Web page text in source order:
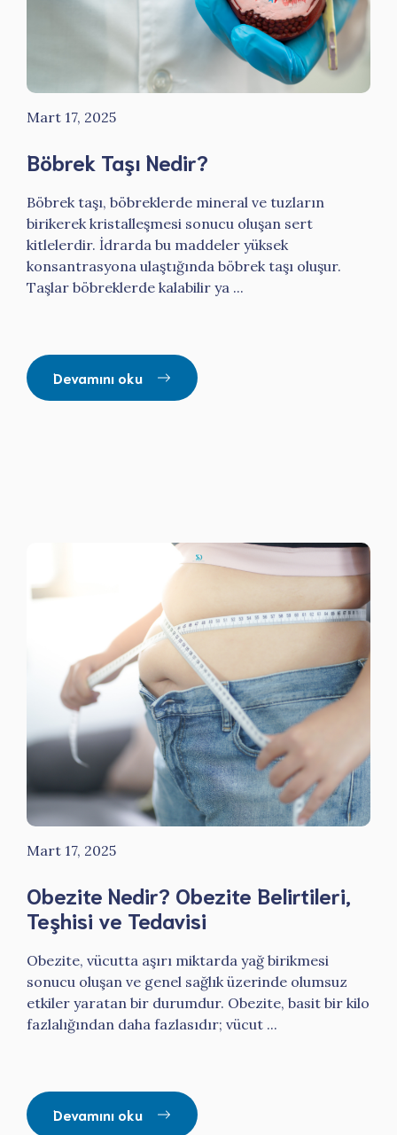
Mart 17, 2025
Böbrek Taşı Nedir?
Böbrek taşı, böbreklerde mineral ve tuzların
birikerek kristalleşmesi sonucu oluşan sert
kitlelerdir. İdrarda bu maddeler yüksek
konsantrasyona ulaştığında böbrek taşı oluşur.
Taşlar böbreklerde kalabilir ya ...
Devamını oku
Mart 17, 2025
Obezite Nedir? Obezite Belirtileri,
Teşhisi ve Tedavisi
Obezite, vücutta aşırı miktarda yağ birikmesi
sonucu oluşan ve genel sağlık üzerinde olumsuz
etkiler yaratan bir durumdur. Obezite, basit bir kilo
fazlalığından daha fazlasıdır; vücut ...
Devamını oku